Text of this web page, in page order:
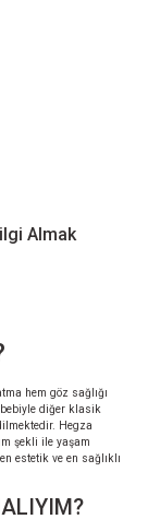
Almak
hem göz sağlığı
diğer klasik
Hegza
şekli ile yaşam
estetik ve en sağlıklı